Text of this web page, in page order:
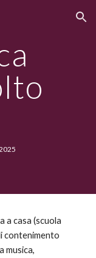
Skip to navigation
a casa (scuola
contenimento
musica,